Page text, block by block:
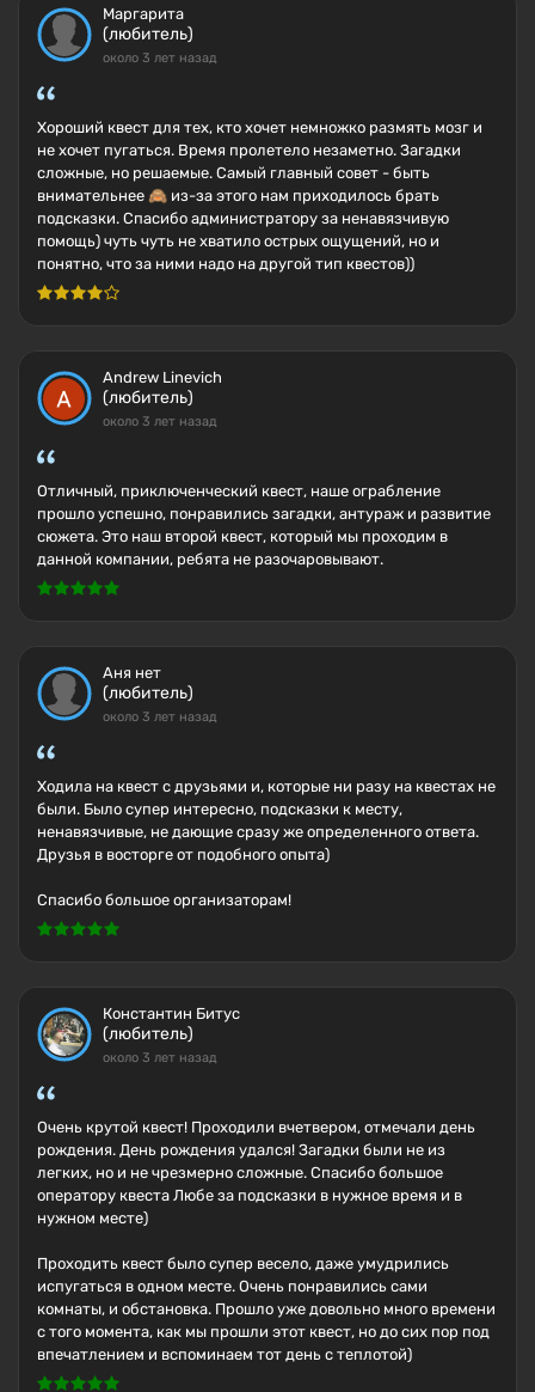
Маргарита
(любитель)
около 3 лет назад
Хороший квест для тех, кто хочет немножко размять мозг и
не хочет пугаться. Время пролетело незаметно. Загадки
сложные, но решаемые. Самый главный совет - быть
внимательнее 🙈 из-за этого нам приходилось брать
подсказки. Спасибо администратору за ненавязчивую
помощь) чуть чуть не хватило острых ощущений, но и
понятно, что за ними надо на другой тип квестов))
Andrew Linevich
(любитель)
около 3 лет назад
Отличный, приключенческий квест, наше ограбление
прошло успешно, понравились загадки, антураж и развитие
сюжета. Это наш второй квест, который мы проходим в
данной компании, ребята не разочаровывают.
Аня нет
(любитель)
около 3 лет назад
Ходила на квест с друзьями и, которые ни разу на квестах не
были. Было супер интересно, подсказки к месту,
ненавязчивые, не дающие сразу же определенного ответа.
Друзья в восторге от подобного опыта)
Спасибо большое организаторам!
Константин Битус
(любитель)
около 3 лет назад
Очень крутой квест! Проходили вчетвером, отмечали день
рождения. День рождения удался! Загадки были не из
легких, но и не чрезмерно сложные. Спасибо большое
оператору квеста Любе за подсказки в нужное время и в
нужном месте)
Проходить квест было супер весело, даже умудрились
испугаться в одном месте. Очень понравились сами
комнаты, и обстановка. Прошло уже довольно много времени
с того момента, как мы прошли этот квест, но до сих пор под
впечатлением и вспоминаем тот день с теплотой)